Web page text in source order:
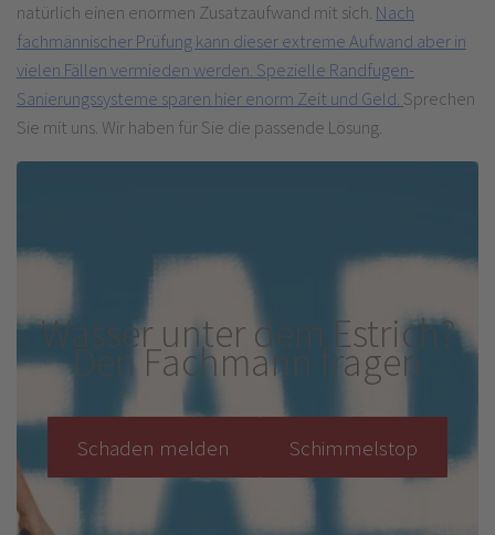
natürlich einen enormen Zusatzaufwand mit sich. Nach
fachmännischer Prüfung kann dieser extreme Aufwand aber in
vielen Fällen vermieden werden. Spezielle Randfugen-
Sanierungssysteme sparen hier enorm Zeit und Geld. Sprechen
Sie mit uns. Wir haben für Sie die passende Lösung.
Wasser unter dem Estrich?
Den Fachmann fragen
Schaden melden Schimmelstop